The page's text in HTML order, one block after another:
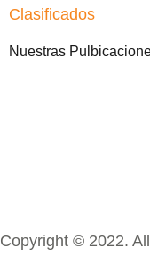
Clasificados
Nuestras
Copyright © 2022.